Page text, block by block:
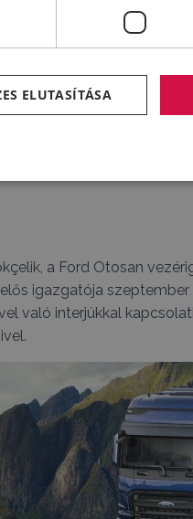
technológiák terén elért
valamint a
a Ford Otosan
igazgatója szeptember
való interjúkkal
ELUTASÍTÁSA